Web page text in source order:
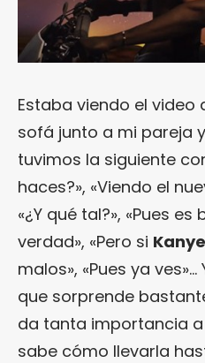
Estaba viendo el video
sofá junto a mi pareja
tuvimos la siguiente
haces?», «Viendo el
«¿Y qué tal?», «Pues
verdad», «Pero si Kanye
malos», «Pues ya
que sorprende
da tanta importancia
sabe cómo llevarla